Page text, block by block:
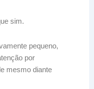
sim.
pequeno,
por
mesmo diante